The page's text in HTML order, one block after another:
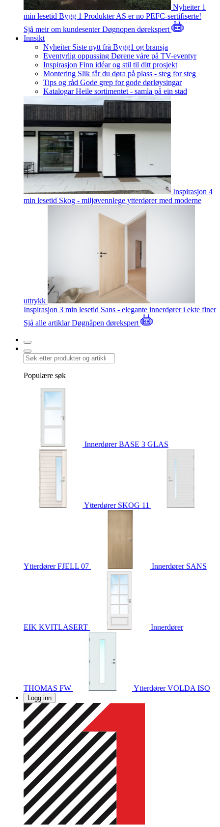
Nyheiter 1
min lesetid Bygg 1 Produkter AS er no PEFC-sertifiserte!
Sjå meir om kundesenterDøgnopen dørekspert
Innsikt
Nyheiter Siste nytt frå Bygg1 og bransja
Eventyrlig oppussing Dørene våre på TV-eventyr
Inspirasjon Finn idéar og stil til ditt prosjekt
Montering Slik får du døra på plass - steg for steg
Tips og råd Gode grep for gode dørløysingar
Katalogar Heile sortimentet - samla på ein stad
Inspirasjon 4
min lesetid Skog - miljøvennlege ytterdører med moderne
uttrykk
Inspirasjon 3 min lesetid Sans - elegante innerdører i ekte finer
Sjå alle artiklarDøgnåpen dørekspert
Populære søk
InnerdørerBASE 3 GLAS
Ytterdører SKOG 11
YtterdørerFJELL 07 Innerdører SANS
EIK KVITLASERT Innerdører
THOMAS FW YtterdørerVOLDA ISO
Logg inn